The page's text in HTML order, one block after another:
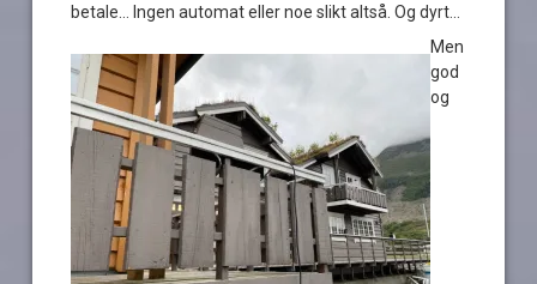
betale… Ingen automat eller noe slikt altså. Og dyrt…
Men
god
og